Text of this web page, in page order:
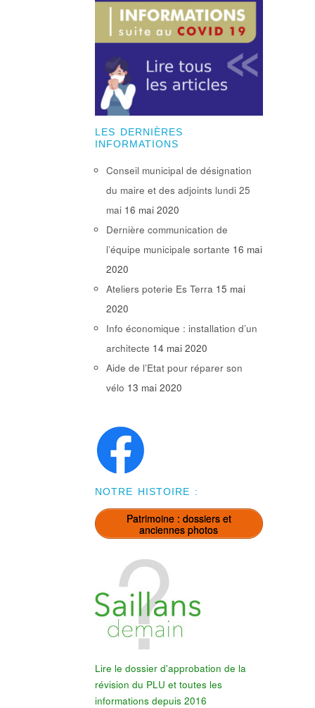
LES DERNIÈRES
INFORMATIONS
Conseil municipal de désignation
du maire et des adjoints lundi 25
mai 16 mai 2020
Dernière communication de
l’équipe municipale sortante 16 mai
2020
Ateliers poterie Es Terra 15 mai
2020
Info économique : installation d’un
architecte 14 mai 2020
Aide de l’Etat pour réparer son
vélo 13 mai 2020
NOTRE HISTOIRE :
Patrimoine : dossiers et
anciennes photos
Lire le dossier d'approbation de la
révision du PLU et toutes les
informations depuis 2016